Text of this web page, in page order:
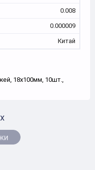
0.008
0.000009
Китай
18х100мм, 10шт.,